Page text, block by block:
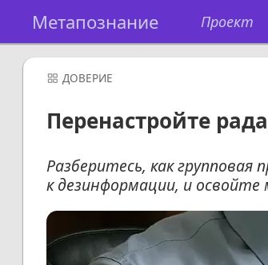
Метапознание Проект
ДОВЕРИЕ
Перенастройте
Разберитесь, как
к дезинформации, и